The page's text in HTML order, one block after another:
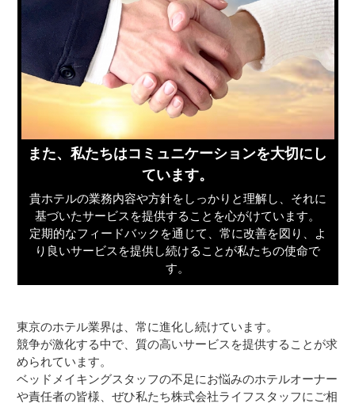
また、私たちはコミュニケーションを大切にし
ています。
貴ホテルの業務内容や方針をしっかりと理解し、それに
基づいたサービスを提供することを心がけています。
定期的なフィードバックを通じて、常に改善を図り、よ
り良いサービスを提供し続けることが私たちの使命で
す。
東京のホテル業界は、常に進化し続けています。
競争が激化する中で、質の高いサービスを提供することが求
められています。
ベッドメイキングスタッフの不足にお悩みのホテルオーナー
や責任者の皆様、ぜひ私たち株式会社ライフスタッフにご相